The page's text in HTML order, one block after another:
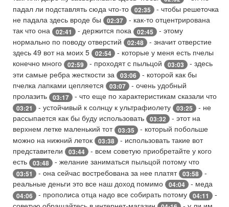
падал ли подставлять сюда что-то
02:35
- чтобы решеточка
не падала здесь вроде бы
02:37
- как-то отцентрирована
так что она
02:41 - держится пока 02:45
- этому
нормально по поводу отверстий
02:48
- значит отверстие
здесь 49 вот на моих 5
02:54
- которые у меня есть пчелы
конечно много
02:59 - проходят с пыльцой 03:03
- здесь
эти самые ребра жесткости за
03:06
- которой как бы
пчелка лапками цепляется
03:07
- очень удобный
пролазить
03:17 - что еще по характеристикам сказали что
03:21 - устойчивый к солнцу к ультрафиолету 03:25
- не
рассыпается как бы буду использовать
03:32
- этот на
верхнем летке маленький тот 03:35
- который побольше
можно на нижний леток
03:38
- использовать такие вот
представители
03:44
- всем советую приобретайте у кого
есть
03:48 - желание заниматься пыльцой потому что
03:51 - она сейчас востребована за нее платят 03:58
-
реальные деньги это все наш доход помимо
04:04 - меда
04:06 - прополиса отца надо все собирать потому 04:11
-